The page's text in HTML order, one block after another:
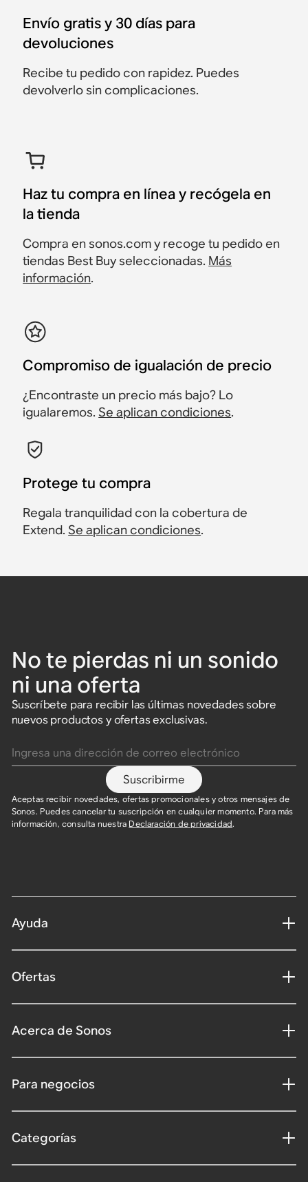
Ahorra $25
Ahorra $20
Ahorra $40
$228
Ahorra $20
Envío gratis y 30 días para
devoluciones
Recibe tu pedido con rapidez. Puedes
devolverlo sin complicaciones.
Haz tu compra en línea y recógela en
la tienda
Compra en sonos.com y recoge tu pedido en
tiendas Best Buy seleccionadas. Más
información.
Compromiso de igualación de precio
¿Encontraste un precio más bajo? Lo
igualaremos.Se aplican condiciones.
Protege tu compra
Regala tranquilidad con la cobertura de
Extend.Se aplican condiciones.
No te pierdas ni un sonido
ni una oferta
Suscríbete para recibir las últimas novedades sobre
nuevos productos y ofertas exclusivas.
Suscribirme
Aceptas recibir novedades, ofertas promocionales y otros mensajes de
Sonos. Puedes cancelar tu suscripción en cualquier momento. Para más
información, consulta nuestra Declaración de privacidad.
Ayuda
Ofertas
Acerca de Sonos
Para negocios
Categorías